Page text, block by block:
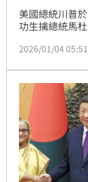
美國總統川普
功生擒總統馬
與中國國家主
習近平後倒台
握」魔咒傳說
2026/01/04 05:51